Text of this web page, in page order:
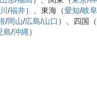
/福井）、東海（愛知/岐阜
/岡山/広島/山口 ）、四国（
島/沖縄）